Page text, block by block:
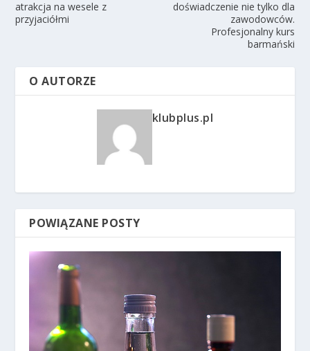
atrakcja na wesele z
przyjaciółmi
doświadczenie nie tylko dla
zawodowców.
Profesjonalny kurs
barmański
O AUTORZE
klubplus.pl
POWIĄZANE POSTY